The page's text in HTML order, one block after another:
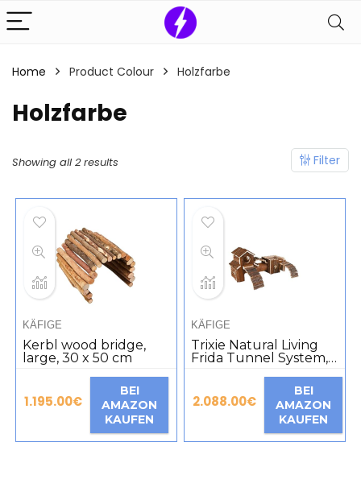
Home Product Colour ‎Holzfarbe
‎Holzfarbe
Filter
Showing all 2 results
KÄFIGE
Kerbl wood bridge,
large, 30 x 50 cm
1.195.00€
BEI
AMAZON
KAUFEN
KÄFIGE
Trixie Natural Living
Frida Tunnel System,
2.088.00€
BEI
AMAZON
KAUFEN